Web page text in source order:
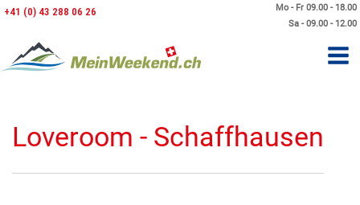
Mo - Fr 09.00 - 18.00
Sa - 09.00 - 12.00
+41 (0) 43 288 06 26
Loveroom - Schaffhausen